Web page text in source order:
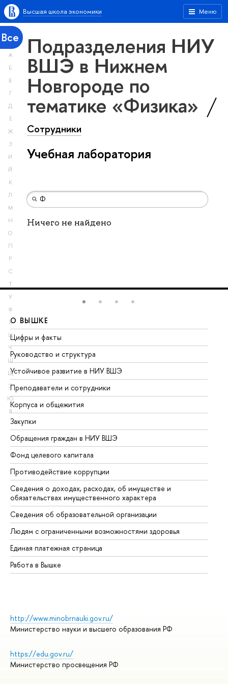
Меню
Высшая школа экономики
Все
А
Б
В
Г
Д
Е
Ж
З
И
Й
К
Л
М
Н
О
П
Р
С
Т
У
Ф
Х
Ц
Ч
Ш
Щ
Э
Ю
Я
Подразделения НИУ
ВШЭ в Нижнем
Новгороде по
тематике «Физика»
Сотрудники
Учебная лаборатория
Ничего не найдено
О ВЫШКЕ
Цифры и факты
Руководство и структура
Устойчивое развитие в НИУ ВШЭ
Преподаватели и сотрудники
Корпуса и общежития
Закупки
Обращения граждан в НИУ ВШЭ
Фонд целевого капитала
Противодействие коррупции
Сведения о доходах, расходах, об имуществе и
обязательствах имущественного характера
Сведения об образовательной организации
Людям с ограниченными возможностями здоровья
Единая платежная страница
Работа в Вышке
http://www.minobrnauki.gov.ru/
Министерство науки и высшего образования РФ
https://edu.gov.ru/
Министерство просвещения РФ